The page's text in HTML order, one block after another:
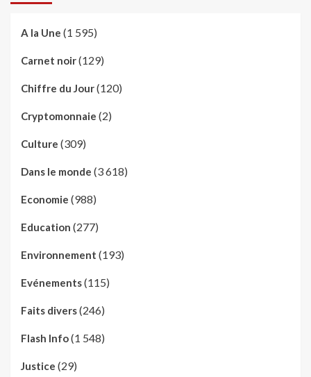
A la Une (1 595)
Carnet noir(129)
Chiffre du Jour(120)
Cryptomonnaie (2)
Culture (309)
Dans le monde (3 618)
Economie (988)
Education (277)
Environnement (193)
Evénements(115)
Faits divers(246)
Flash Info(1 548)
Justice (29)